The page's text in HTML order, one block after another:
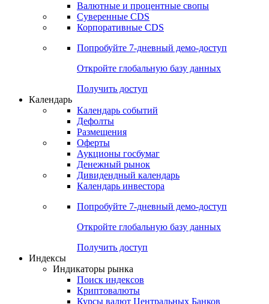
Получить доступ
Деривативы
Валютные и процентные свопы
Корпоративные CDS
Попробуйте7-дневный
Откройте глобальную базу данных
Получить доступ
Календарь
Календарь событий
Дефолты
Размещения
Оферты
Денежный рынок
Календарь инвестора
Попробуйте7-дневный
Откройте глобальную базу данных
Получить доступ